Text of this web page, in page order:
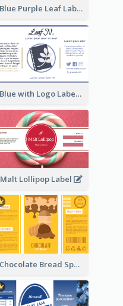
Blue Purple Leaf Label
Blue with Logo Label
Malt Lollipop Label
Chocolate Bread Spread Label